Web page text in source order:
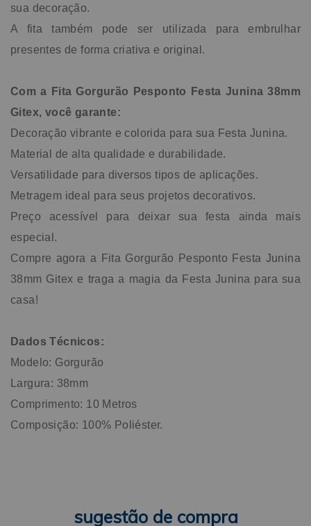
sua decoração.
A fita também pode ser utilizada para embrulhar
presentes de forma criativa e original.
Com a Fita Gorgurão Pesponto Festa Junina 38mm
Gitex, você garante:
Decoração vibrante e colorida para sua Festa Junina.
Material de alta qualidade e durabilidade.
Versatilidade para diversos tipos de aplicações.
Metragem ideal para seus projetos decorativos.
Preço acessível para deixar sua festa ainda mais
especial.
Compre agora a Fita Gorgurão Pesponto Festa Junina
38mm Gitex e traga a magia da Festa Junina para sua
casa!
Dados Técnicos:
Modelo: Gorgurão
Largura: 38mm
Comprimento: 10 Metros
Composição: 100% Poliéster.